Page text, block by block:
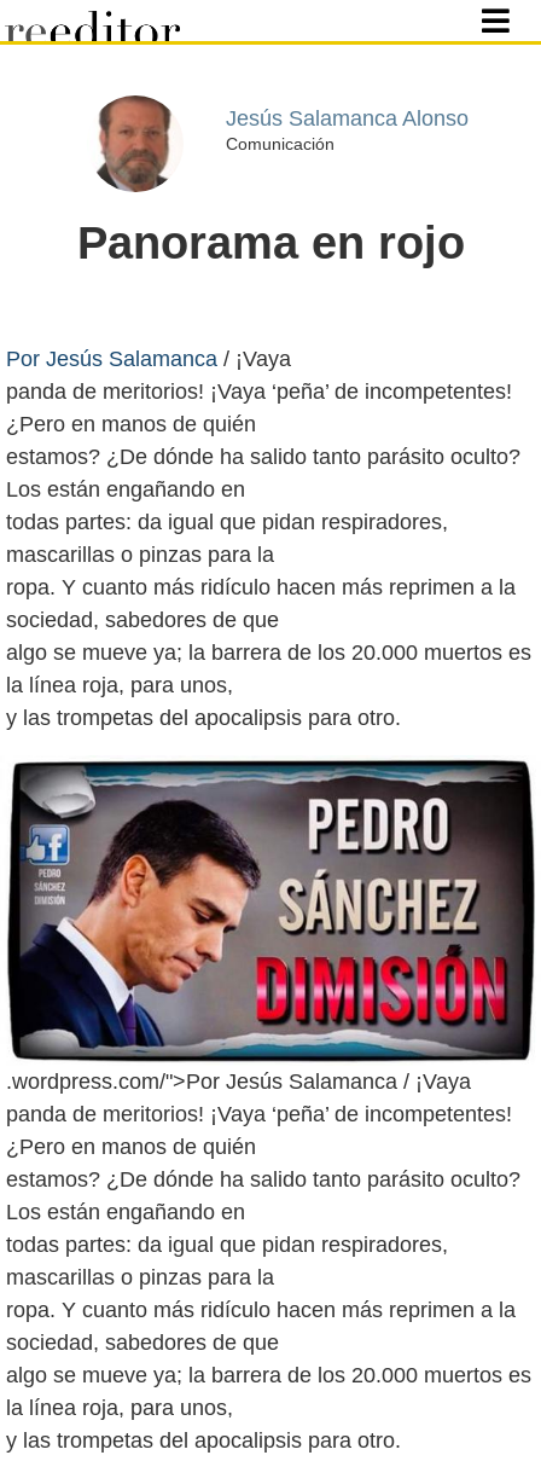
Jesús Salamanca Alonso
Comunicación
Panorama en rojo
Por Jesús Salamanca / ¡Vaya
panda de meritorios! ¡Vaya ‘peña’ de incompetentes!
¿Pero en manos de quién
estamos? ¿De dónde ha salido tanto parásito oculto?
Los están engañando en
todas partes: da igual que pidan respiradores,
mascarillas o pinzas para la
ropa. Y cuanto más ridículo hacen más reprimen a la
sociedad, sabedores de que
algo se mueve ya; la barrera de los 20.000 muertos es
la línea roja, para unos,
.wordpress.com/">Por Jesús Salamanca / ¡Vaya
panda de meritorios! ¡Vaya ‘peña’ de incompetentes!
¿Pero en manos de quién
estamos? ¿De dónde ha salido tanto parásito oculto?
Los están engañando en
todas partes: da igual que pidan respiradores,
mascarillas o pinzas para la
ropa. Y cuanto más ridículo hacen más reprimen a la
sociedad, sabedores de que
algo se mueve ya; la barrera de los 20.000 muertos es
la línea roja, para unos,
y las trompetas del apocalipsis para otro.